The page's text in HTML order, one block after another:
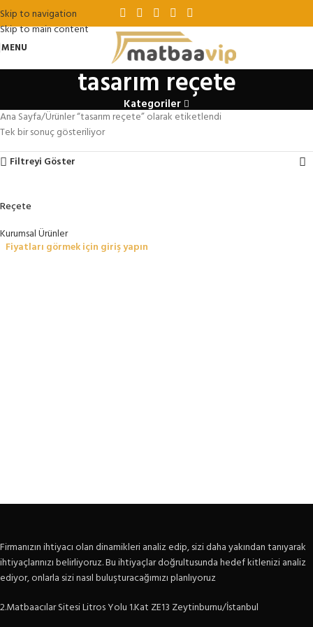
Skip to navigation
Skip to main content
MENU
tasarım reçete
Kategoriler
Ana Sayfa Ürünler “tasarım reçete” olarak etiketlendi
Tek bir sonuç gösteriliyor
Filtreyi Göster
Reçete
Kurumsal Ürünler
Fiyatları görmek için giriş yapın
Firmanızın ihtiyacı olan dinamikleri analiz edip, sizi daha yakından tanıyarak
ihtiyaçlarınızı belirliyoruz. Bu ihtiyaçlar doğrultusunda hedef kitlenizi analiz
ediyor, onlarla sizi nasıl buluşturacağımızı planlıyoruz
2.Matbaacılar Sitesi Litros Yolu 1.Kat ZE13 Zeytinburnu/İstanbul